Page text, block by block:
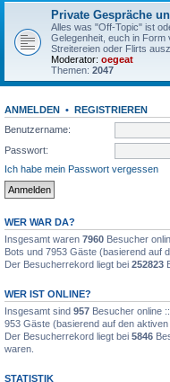
Private Gespräche
Alles was "Off-Topic" ist
Gelegenheit, euch in
Streitereien oder Flirts
Moderator: oegeat
Themen: 2047
ANMELDEN • REGISTRIEREN
Benutzername:
Passwort:
Ich habe mein Passwort vergessen
WER WAR DA?
Insgesamt waren 7960 Besucher
Bots und 7953 Gäste (basierend auf
Der Besucherrekord liegt bei 252823
WER IST ONLINE?
Insgesamt sind 957 Besucher online
953 Gäste (basierend auf den
Der Besucherrekord liegt bei 5846
waren.
STATISTIK